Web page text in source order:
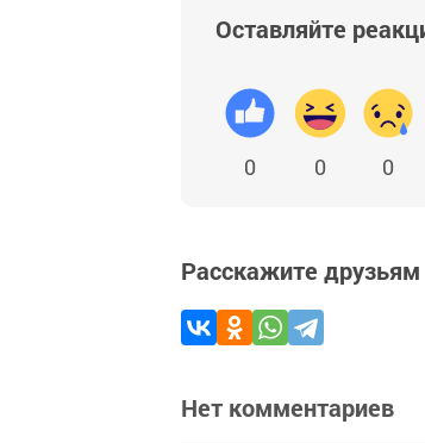
Оставляйте
0 0 0
Расскажите друзьям
Нет комментариев